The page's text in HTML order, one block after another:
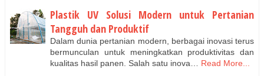
Plastik UV Solusi Modern untuk Pertanian
Tangguh dan Produktif
Dalam dunia pertanian modern, berbagai inovasi terus
bermunculan untuk meningkatkan produktivitas dan
kualitas hasil panen. Salah satu inova…
Read More...